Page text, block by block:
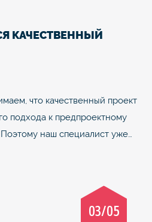
КАЧЕСТВЕННЫЙ
что качественный проект
подхода к предпроектному
наш специалист уже…
03/05